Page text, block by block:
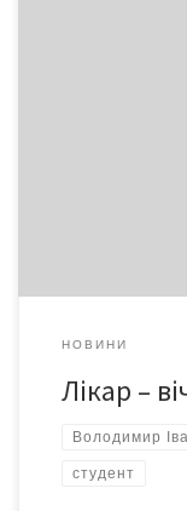
НОВИНИ
Лікар –
Володимир
студент